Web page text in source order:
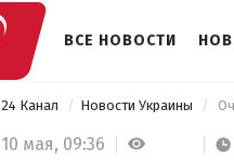
ВСЕ НОВОСТИ
24 Канал Новости Украины
10 мая, 09:36